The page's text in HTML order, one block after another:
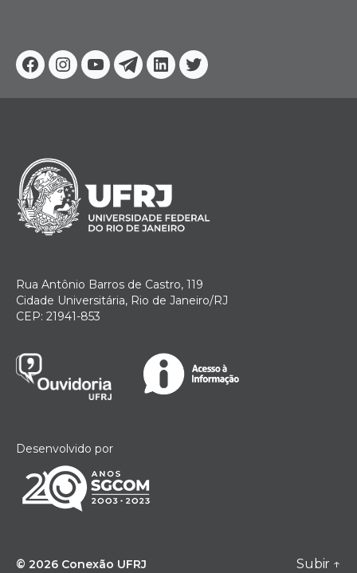
Facebook
Instagram
YoutubeTelegram
Linkedin
Twitter
Rua Antônio Barros de Castro, 119
Cidade Universitária, Rio de Janeiro/RJ
CEP: 21941-853
Desenvolvido por
© 2026 Conexão UFRJ Subir ↑